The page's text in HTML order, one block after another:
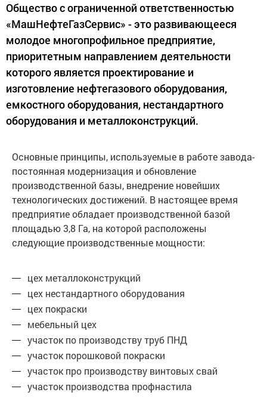
Общество с ограниченной ответственностью
«МашНефтеГазСервис» - это развивающееся
молодое многопрофильное предприятие,
приоритетным направлением деятельности
которого является проектирование и
изготовление нефтегазового оборудования,
емкостного оборудования, нестандартного
оборудования и металлоконструкций.
Основные принципы, используемые в работе завода-
постоянная модернизация и обновление
производственной базы, внедрение новейших
технологических достижений. В настоящее время
предприятие обладает производственной базой
площадью 3,8 Га, на которой расположены
следующие производственные мощности:
цех металлоконструкций
цех нестандартного оборудования
цех покраски
мебельный цех
участок по производству труб ПНД
участок порошковой покраски
участок про производству винтовых свай
участок производства профнастила